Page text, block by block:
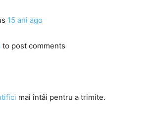
15 ani ago
to post comments
mai întâi pentru a trimite.